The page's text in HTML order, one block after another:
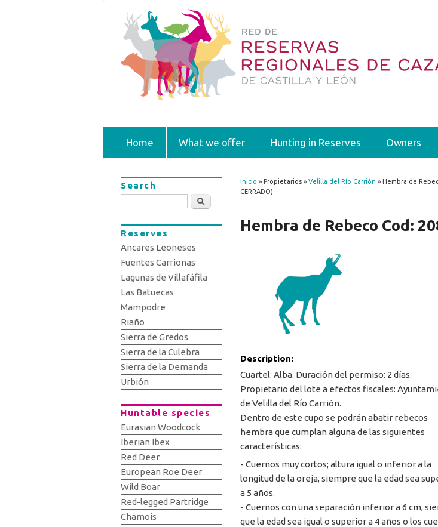
Home What we offer Hunting in Reserves Owners
You are here
Inicio » Propietarios » Velilla del Río Carrión » Hembra de
CERRADO)
Hembra de Rebeco Cod:
Description:
Cuartel: Alba. Duración del permiso: 2 días.
Propietario del lote a efectos fiscales:
de Velilla del Río Carrión.
Dentro de este cupo se podrán abatir rebecos
hembra que cumplan alguna de las siguientes
características:
- Cuernos muy cortos; altura igual o inferior a la
longitud de la oreja, siempre que la edad sea
a 5 años.
- Cuernos con una separación inferior a 6 cm,
que la edad sea igual o superior a 4 años o los
Search
Search
Reserves
Ancares Leoneses
Fuentes Carrionas
Lagunas de Villafáfila
Las Batuecas
Mampodre
Riaño
Sierra de Gredos
Sierra de la Culebra
Sierra de la Demanda
Urbión
Huntable species
Eurasian Woodcock
Iberian Ibex
Red Deer
European Roe Deer
Wild Boar
Red-legged Partridge
Chamois